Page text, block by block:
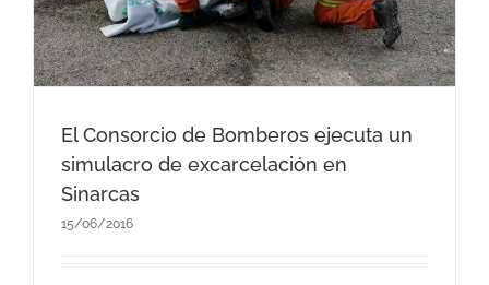
El Consorcio de Bomberos ejecuta un
simulacro de excarcelación en
Sinarcas
15/06/2016